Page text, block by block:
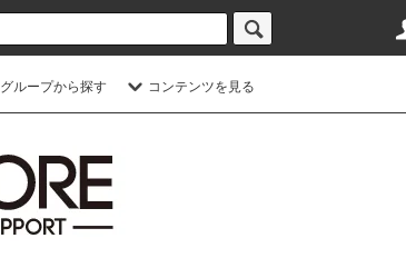
グループから探す コンテンツを見る